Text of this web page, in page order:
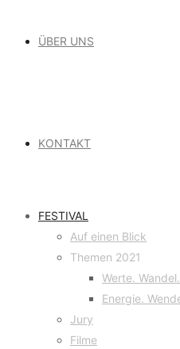
ÜBER UNS
KONTAKT
FESTIVAL
Auf einen Blick
Themen 2021
Werte. Wandel.
Energie.
Jury
Filme